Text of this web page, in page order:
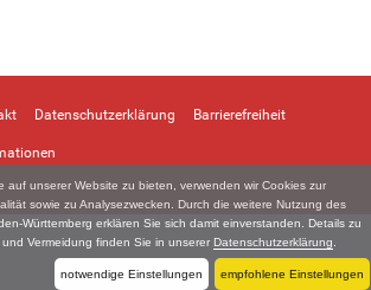
auf unserer Website zu bieten, verwenden wir Cookies zur
sowie zu Analysezwecken. Durch die weitere Nutzung des
Württemberg erklären Sie sich damit einverstanden. Details zu
Vermeidung finden Sie in unserer Datenschutzerklärung
notwendige Einstellungen empfohlene Einstellungen
Datenschutzerklärung Barrierefreiheit